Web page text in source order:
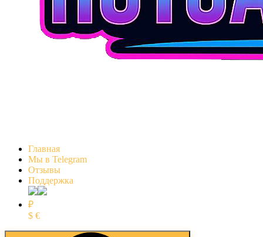
Главная
Мы в Telegram
Отзывы
Поддержка
₽
$ €